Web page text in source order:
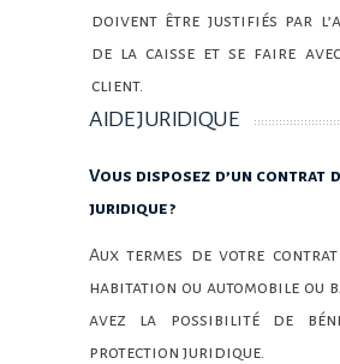
doivent être justifiés par
de la caisse et se faire
client.
AIDE JURIDIQUE
Vous disposez d’un contrat
juridique ?
Aux termes de votre
habitation ou automobile ou
avez la possibilité de
protection juridique.